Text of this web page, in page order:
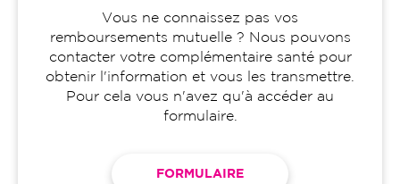
Vous ne connaissez pas vos
remboursements mutuelle ? Nous pouvons
contacter votre complémentaire santé pour
obtenir l'information et vous les transmettre.
Pour cela vous n'avez qu'à accéder au
formulaire.
FORMULAIRE